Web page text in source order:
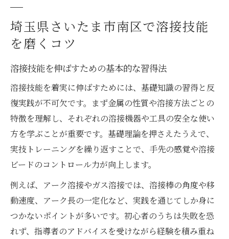
効率的な溶接資格取得のステップ解説
溶接資格取得の流れと必要な手続き
アーク溶接技能講習日程の賢い選び方
ガス溶接技能講習の合格率と対策法
溶接の特別教育と技能講習の違いを理解
講習日程を押さえた溶接合格の道しるべ
埼玉で希望に合う溶接講習日程の探し方
仕事と両立するための講習スケジュール調
合格率が高まる溶接講習の選び方を解説
アーク溶接技能講習日程の比較ポイント
ガス溶接技能講習の日程確認の注意点
埼玉県さいたま市南区で溶接技能
を磨くコツ
溶接技能を伸ばすための基本的な習得法
溶接技能を着実に伸ばすためには、基礎知識の習得と反
復実践が不可欠です。まず金属の性質や溶接方法ごとの
特徴を理解し、それぞれの溶接機器や工具の安全な使い
方を学ぶことが重要です。基礎理論を押さえたうえで、
実技トレーニングを繰り返すことで、手先の感覚や溶接
ビードのコントロール力が向上します。
例えば、アーク溶接やガス溶接では、溶接棒の角度や移
動速度、アーク長の一定化など、実践を通じてしか身に
つかないポイントが多いです。初心者のうちは失敗を恐
れず、指導者のアドバイスを受けながら経験を積み重ね